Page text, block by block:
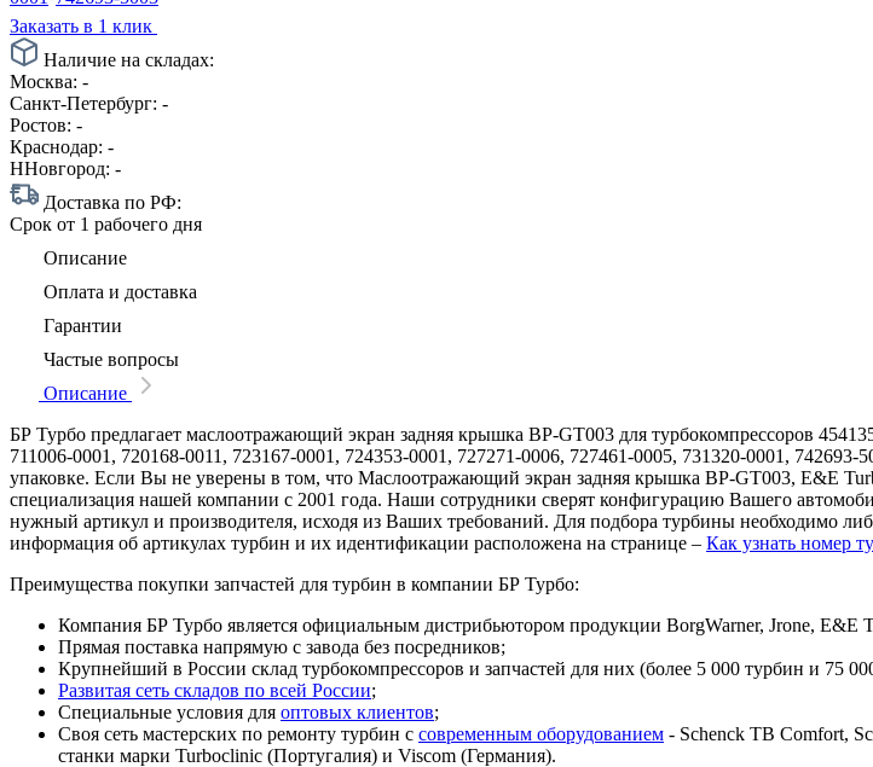
Заказать в 1 клик
Наличие на складах:
Москва: -
Санкт-Петербург: -
Ростов: -
Краснодар: -
ННовгород: -
Доставка по РФ:
Срок от 1 рабочего дня
Описание
Оплата и доставка
Гарантии
Частые вопросы
Описание
БР Турбо предлагает маслоотражающий экран задняя крышка BP-GT003 для турбокомпрессоров
711006-0001, 720168-0011, 723167-0001, 724353-0001, 727271-0006, 727461-0005, 731320-0001, 742693-
упаковке. Если Вы не уверены в том, что Маслоотражающий экран задняя крышка BP-GT003, E&E
специализация нашей компании с 2001 года. Наши сотрудники сверят конфигурацию Вашего
нужный артикул и производителя, исходя из Ваших требований. Для подбора турбины необходимо
информация об артикулах турбин и их идентификации расположена на странице – Как узнать номер
Преимущества покупки запчастей для турбин в компании БР Турбо:
Компания БР Турбо является официальным дистрибьютором продукции BorgWarner, Jrone, E&E
Прямая поставка напрямую с завода без посредников;
Крупнейший в России склад турбокомпрессоров и запчастей для них (более 5 000 турбин и 75
Развитая сеть складов по всей России;
Специальные условия для оптовых клиентов;
Своя сеть мастерских по ремонту турбин с современным оборудованием - Schenck TB Comfort,
станки марки Turboclinic (Португалия) и Viscom (Германия).